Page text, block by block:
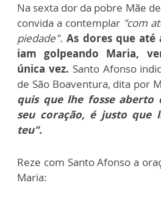
Na sexta dor da pobre Mãe
convida a contemplar "com
piedade". As dores que até
iam golpeando Maria,
única vez. Santo Afonso
de São Boaventura, dita por
quis que lhe fosse aberto
seu coração, é justo que
teu".
Reze com Santo Afonso a
Maria: